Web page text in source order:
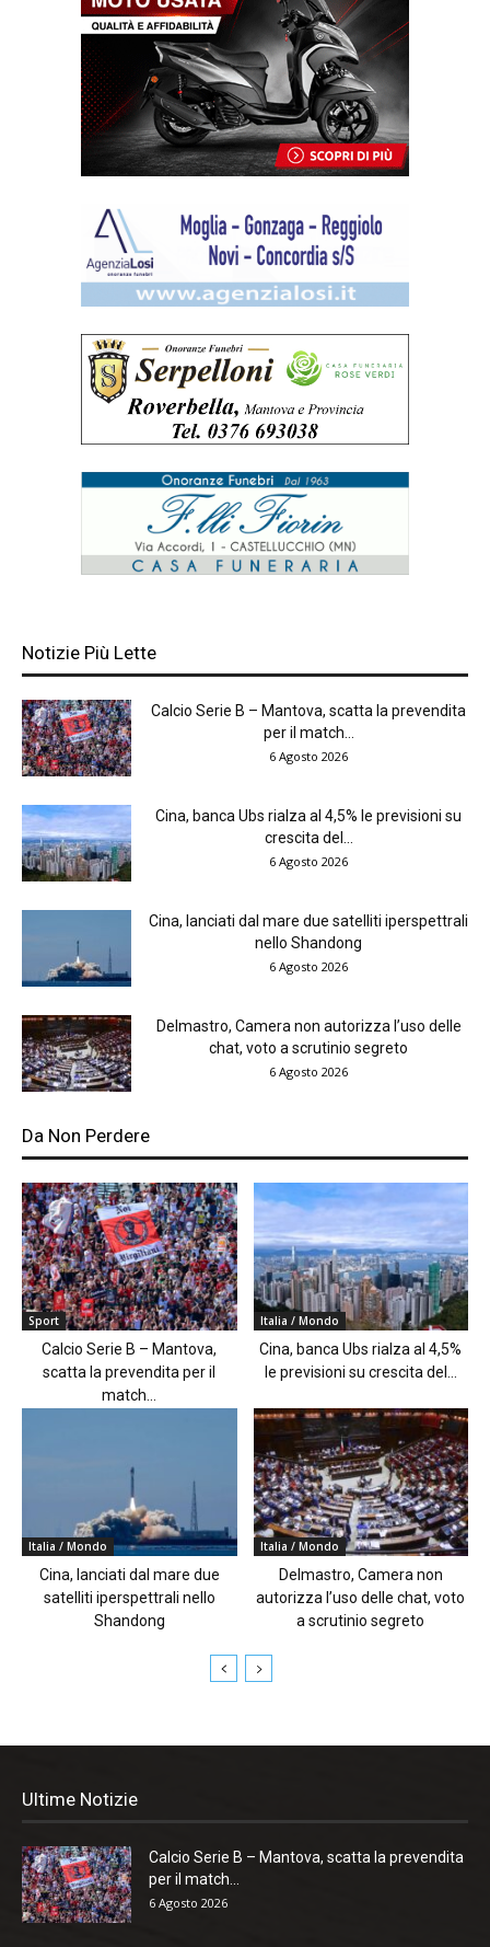
Notizie Più Lette
Calcio Serie B – Mantova, scatta la prevendita
per il match...
6 Agosto 2026
Cina, banca Ubs rialza al 4,5% le previsioni su
crescita del...
6 Agosto 2026
Cina, lanciati dal mare due satelliti iperspettrali
nello Shandong
6 Agosto 2026
Delmastro, Camera non autorizza l’uso delle
chat, voto a scrutinio segreto
6 Agosto 2026
Da Non Perdere
Sport
Calcio Serie B – Mantova,
scatta la prevendita per il
match...
Italia / Mondo
Cina, banca Ubs rialza al 4,5%
le previsioni su crescita del...
Italia / Mondo
Cina, lanciati dal mare due
satelliti iperspettrali nello
Shandong
Italia / Mondo
Delmastro, Camera non
autorizza l’uso delle chat, voto
a scrutinio segreto
Ultime Notizie
Calcio Serie B – Mantova, scatta la prevendita
per il match...
6 Agosto 2026